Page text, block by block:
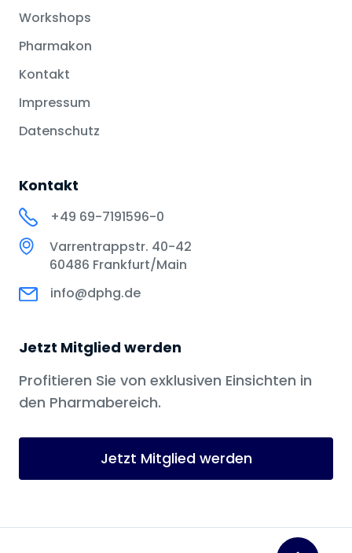
Workshops
Pharmakon
Kontakt
Impressum
Datenschutz
Kontakt
+49 69-7191596-0
Varrentrappstr. 40-42
60486 Frankfurt/Main
info@dphg.de
Jetzt Mitglied werden
Profitieren Sie von exklusiven Einsichten in
den Pharmabereich.
Jetzt Mitglied werden